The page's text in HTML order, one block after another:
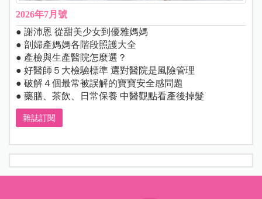
2026年7月號
● 謝沛恩 從甜美少女到優雅媽媽
● 剖婦產媽媽各階段照護大全
● 產檢與生產醫院怎麼選？
● 好醫師５大檢驗標準 選對醫院是風險管理
● 破解４個最常被誤解的寶寶安全感問題
● 藥膳、茶飲、日常保養 中醫觀點看產後掉髮
雜誌訂閱